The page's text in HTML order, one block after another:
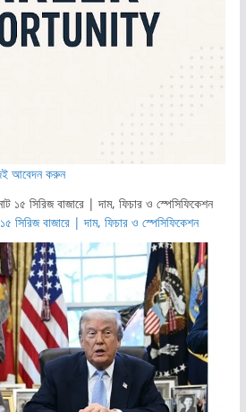
আবেদন করুন
সিরিজ বাজারে | দাম, ফিচার ও স্পেসিফিকেশন